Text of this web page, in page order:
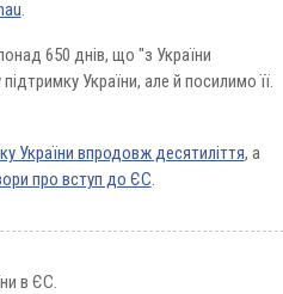
.
650 днів, що "з України
України, але й посилимо її.
України впродовж десятиліття, а
про вступ до ЄС.
в ЄС.